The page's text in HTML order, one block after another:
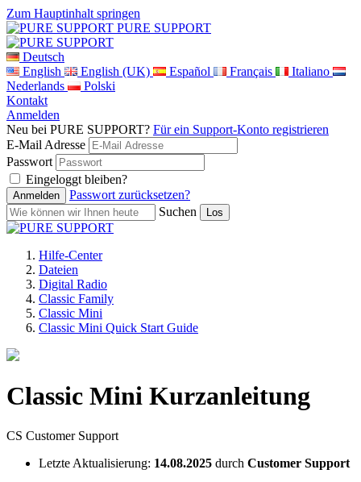
Zum Hauptinhalt springen
PURE SUPPORT
Deutsch
English
English (UK) Español Français
Italiano
Nederlands
Polski
Kontakt
Anmelden
Neu bei PURE SUPPORT? Für ein Support-Konto registrieren
E-Mail Adresse
Passwort
Eingeloggt bleiben?
Passwort zurücksetzen?
Suchen
Hilfe-Center
Dateien
Digital Radio
Classic Family
Classic Mini
Classic Mini Quick Start Guide
Classic Mini Kurzanleitung
CS Customer Support
Letzte Aktualisierung: 14.08.2025 durch Customer Support